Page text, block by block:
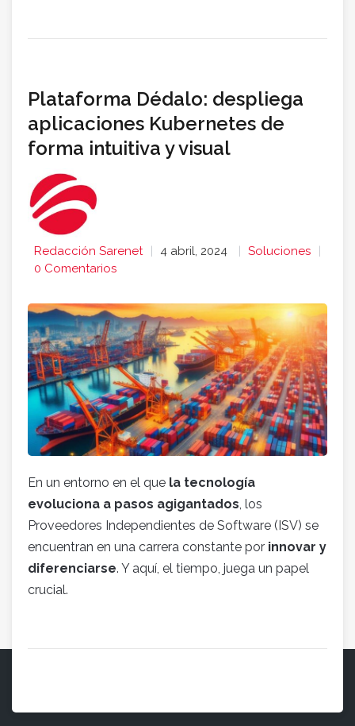
Plataforma Dédalo: despliega
aplicaciones Kubernetes de
forma intuitiva y visual
Redacción Sarenet 4 abril, 2024
Soluciones
0 Comentarios
En un entorno en el que la tecnología
evoluciona a pasos agigantados , los
Proveedores Independientes de Software (ISV) se
encuentran en una carrera constante por innovar y
diferenciarse. Y aquí, el tiempo, juega un papel
crucial.